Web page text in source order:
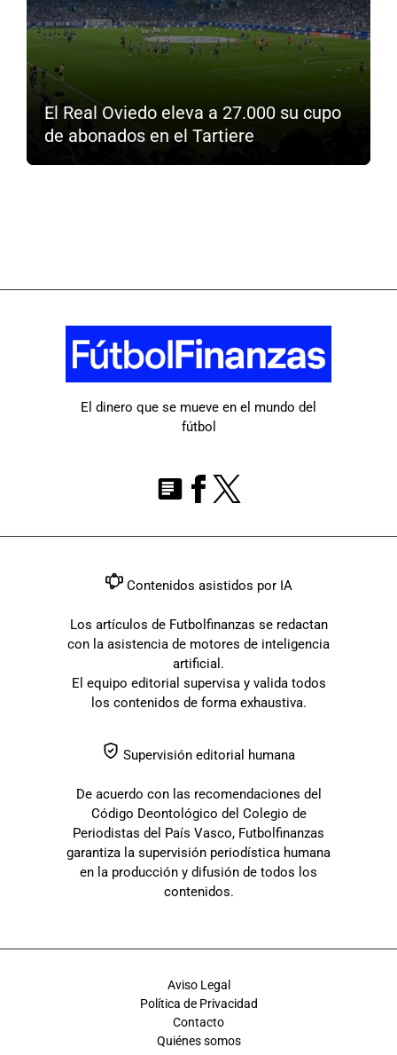
El Real Oviedo eleva a 27.000 su cupo
de abonados en el Tartiere
El dinero que se mueve en el mundo del
fútbol
Contenidos asistidos por IA
Los artículos de Futbolfinanzas se redactan
con la asistencia de motores de inteligencia
artificial.
El equipo editorial supervisa y valida todos
los contenidos de forma exhaustiva.
Supervisión editorial humana
De acuerdo con las recomendaciones del
Código Deontológico del Colegio de
Periodistas del País Vasco, Futbolfinanzas
garantiza la supervisión periodística humana
en la producción y difusión de todos los
contenidos.
Aviso Legal
Política de Privacidad
Contacto
Quiénes somos